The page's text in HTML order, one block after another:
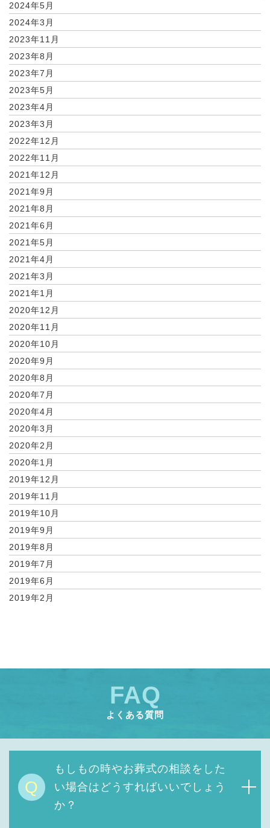
2024年5月
2024年3月
2023年11月
2023年8月
2023年7月
2023年5月
2023年4月
2023年3月
2022年12月
2022年11月
2021年12月
2021年9月
2021年8月
2021年6月
2021年5月
2021年4月
2021年3月
2021年1月
2020年12月
2020年11月
2020年10月
2020年9月
2020年8月
2020年7月
2020年4月
2020年3月
2020年2月
2020年1月
2019年12月
2019年11月
2019年10月
2019年9月
2019年8月
2019年7月
2019年6月
2019年2月
FAQ
よくある質問
Q
もしもの時やお葬式の相談をした
い場合はどうすればいいでしょう
か？